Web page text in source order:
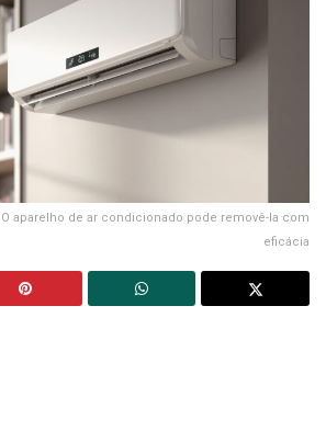
aparelho de ar condicionado pode removê-la com
eficácia